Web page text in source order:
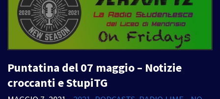
Puntatina del 07 maggio – Notizie
croccanti e StupiTG